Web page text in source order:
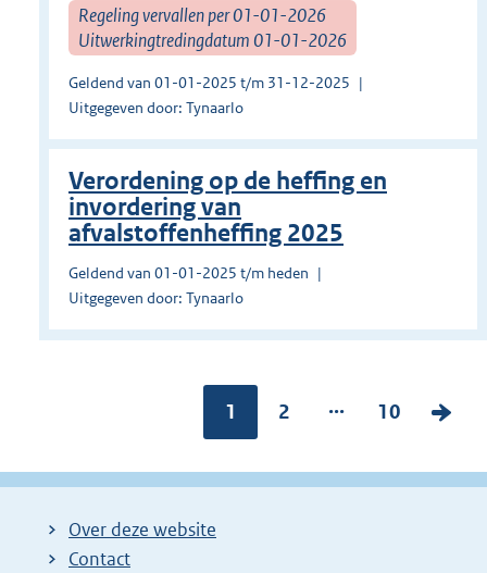
Regeling vervallen per 01-01-2026
Uitwerkingtredingdatum 01-01-2026
Geldend van 01-01-2025 t/m 31-12-2025
Uitgegeven door: Tynaarlo
Verordening op de heffing en
invordering van
afvalstoffenheffing 2025
Geldend van 01-01-2025 t/m heden
Uitgegeven door: Tynaarlo
Pagina:
1
P
g
2 ...
P
g
10
V
l
Over deze website
Contact